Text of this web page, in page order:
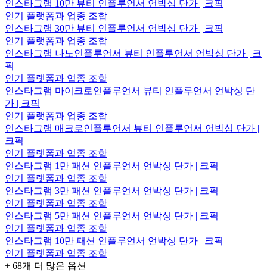
인스타그램 10만 뷰티 인플루언서 언박싱 단가 | 크픽
인기 플랫폼과 업종 조합
인스타그램 30만 뷰티 인플루언서 언박싱 단가 | 크픽
인기 플랫폼과 업종 조합
인스타그램 나노인플루언서 뷰티 인플루언서 언박싱 단가 | 크
픽
인기 플랫폼과 업종 조합
인스타그램 마이크로인플루언서 뷰티 인플루언서 언박싱 단
가 | 크픽
인기 플랫폼과 업종 조합
인스타그램 매크로인플루언서 뷰티 인플루언서 언박싱 단가 |
크픽
인기 플랫폼과 업종 조합
인스타그램 1만 패션 인플루언서 언박싱 단가 | 크픽
인기 플랫폼과 업종 조합
인스타그램 3만 패션 인플루언서 언박싱 단가 | 크픽
인기 플랫폼과 업종 조합
인스타그램 5만 패션 인플루언서 언박싱 단가 | 크픽
인기 플랫폼과 업종 조합
인스타그램 10만 패션 인플루언서 언박싱 단가 | 크픽
인기 플랫폼과 업종 조합
+ 68개 더 많은 옵션